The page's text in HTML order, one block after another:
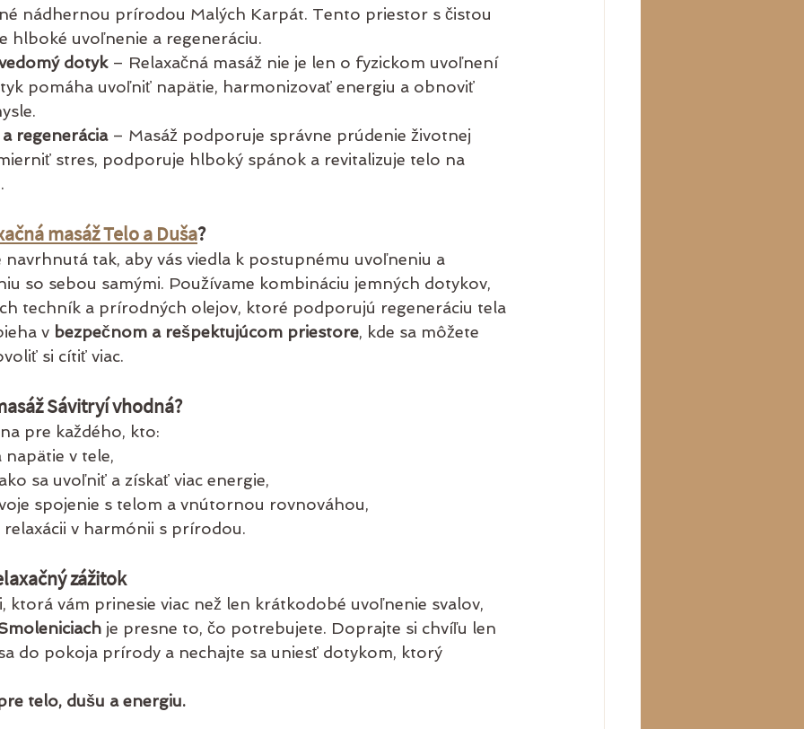
nádhernou prírodou Malých Karpát. Tento priestor s čistou
hlboké uvoľnenie a regeneráciu.
dotyk – Relaxačná masáž nie je len o fyzickom uvoľnení
pomáha uvoľniť napätie, harmonizovať energiu a obnoviť
regenerácia – Masáž podporuje správne prúdenie životnej
stres, podporuje hlboký spánok a revitalizuje telo na
masáž Telo a Duša?
navrhnutá tak, aby vás viedla k postupnému uvoľneniu a
so sebou samými. Používame kombináciu jemných dotykov,
techník a prírodných olejov, ktoré podporujú regeneráciu tela
v bezpečnom a rešpektujúcom priestore, kde sa môžete
si cítiť viac.
Sávitryí vhodná?
pre každého, kto:
v tele,
sa uvoľniť a získať viac energie,
spojenie s telom a vnútornou rovnováhou,
v harmónii s prírodou.
zážitok
ktorá vám prinesie viac než len krátkodobé uvoľnenie svalov,
je presne to, čo potrebujete. Doprajte si chvíľu len
do pokoja prírody a nechajte sa uniesť dotykom, ktorý
telo, dušu a energiu.